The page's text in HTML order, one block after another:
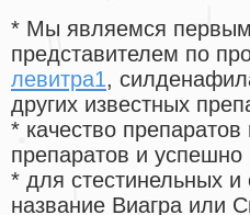
* Мы являемся первым
представителем по
левитра1,
других известных
* качество
препаратов и
* для стестинельных
название Виагра или